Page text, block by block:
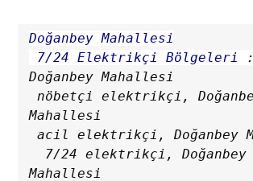
Doğanbey Mahallesi
7/24 Elektrikçi Bölgeleri
:
Doğanbey Mahallesi
nöbetçi elektrikçi, Doğanbey
Mahallesi
acil elektrikçi, Doğanbey Mahallesi
7/24 elektrikçi, Doğanbey
Mahallesi